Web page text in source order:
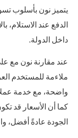
يتميز نون بأسلوب
الدفع عند الاستلام،
داخل الدولة.
عند مقارنة نون مع
ملاءمة للمستخدم
واضحة، مع خدمة
كما أن الأسعار قد
الجودة عادةً أفضل،